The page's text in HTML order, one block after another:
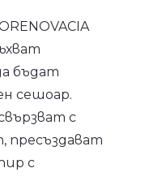
бъдат
сешоар.
с
пресъздават
с